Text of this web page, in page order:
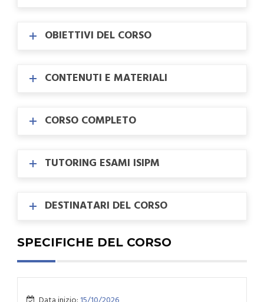
OBIETTIVI DEL CORSO
CONTENUTI E MATERIALI
CORSO COMPLETO
TUTORING ESAMI ISIPM
DESTINATARI DEL CORSO
SPECIFICHE DEL CORSO